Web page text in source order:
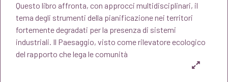
originale
era:
attuale
è:
€26,60.
Questo libro affronta, con approcci multidisciplinari, il
tema degli strumenti della pianificazione nei territori
fortemente degradati per la presenza di sistemi
industriali. Il Paesaggio, visto come rilevatore ecologico
del rapporto che lega le comunità